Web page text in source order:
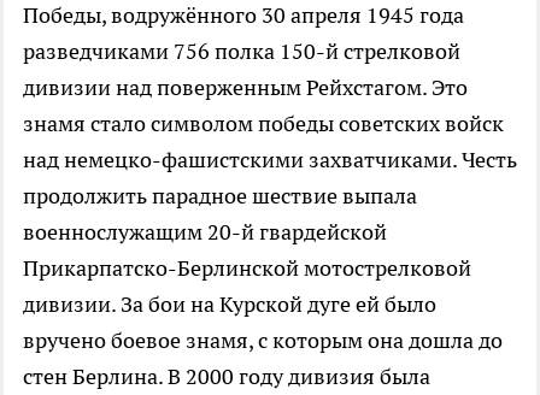
Победы, водружённого 30 апреля 1945 года
разведчиками 756 полка 150-й стрелковой
дивизии над поверженным Рейхстагом. Это
знамя стало символом победы советских войск
над немецко-фашистскими захватчиками. Честь
продолжить парадное шествие выпала
военнослужащим 20-й гвардейской
Прикарпатско-Берлинской мотострелковой
дивизии. За бои на Курской дуге ей было
вручено боевое знамя, с которым она дошла до
стен Берлина. В 2000 году дивизия была